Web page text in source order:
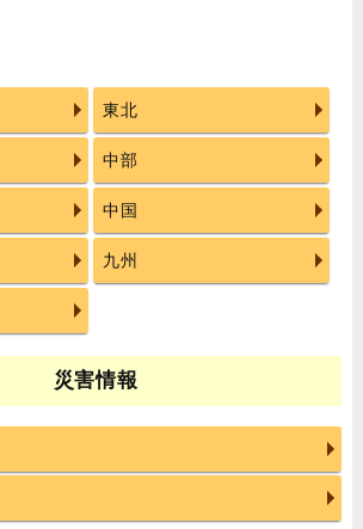
東北
中部
中国
九州
災害情報